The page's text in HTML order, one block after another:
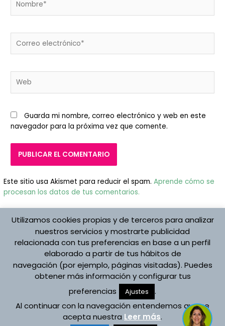
electrónico*
Guarda mi nombre, correo electrónico y web en este
navegador para la próxima vez que comente.
Este sitio usa Akismet para reducir el spam.Aprende cómo se
procesan los datos de tus comentarios.
Protección de datos
Aviso Legal
Política de cookies
Registro de Actividades
Copyright © 2026 Asociación Española Vojta
Desarrollado por Asociación Española Vojta
Utilizamos cookies propias y de terceros para analizar
nuestros servicios y mostrarte publicidad
relacionada con tus preferencias en base a un perfil
elaborado a partir de tus hábitos de
navegación (por ejemplo, páginas visitadas). Puedes
obtener más información y configurar tus
preferencias
Ajustes
.
Al continuar con la navegación entendemos que se
acepta nuestra Leer más.